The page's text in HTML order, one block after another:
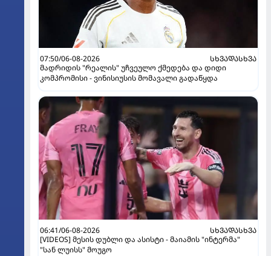
07:50/06-08-2026
ᲡᲮᲕᲐᲓᲐᲡᲮᲕᲐ
მადრიდის "რეალის" უჩვეულო ქმედება და დიდი
კომპრომისი - ვინისიუსის მომავალი გადაწყდა
06:41/06-08-2026
ᲡᲮᲕᲐᲓᲐᲡᲮᲕᲐ
[VIDEOS] მესის დუბლი და ასისტი - მაიამის "ინტერმა"
"სან ლუისს" მოუგო